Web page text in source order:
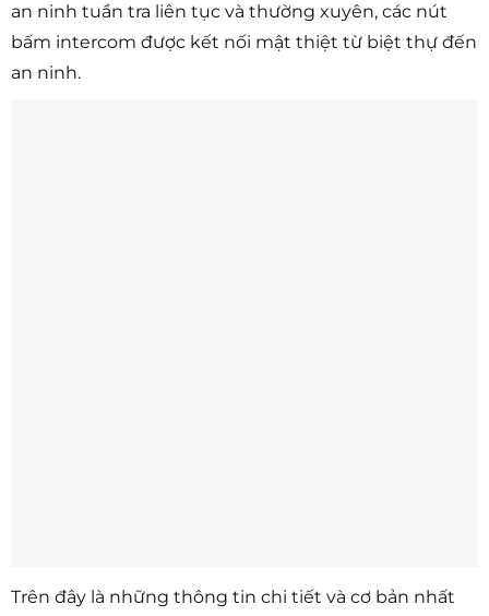
an ninh tuần tra liên tục và thường xuyên, các nút
bấm intercom được kết nối mật thiệt từ biệt thự đến
an ninh.
Trên đây là những thông tin chi tiết và cơ bản nhất